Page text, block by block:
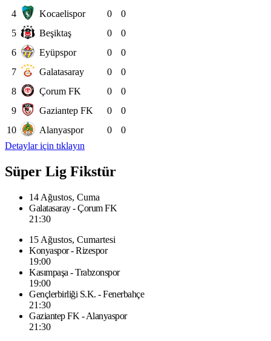
4
Kocaelispor 0
0
5
Beşiktaş 0
0
6
Eyüpspor 0
0
7
Galatasaray 0
0
8
Çorum FK 0
0
9
Gaziantep FK 0
0
10
Alanyaspor 0
0
Detaylar için tıklayın
Süper Lig Fikstür
14 Ağustos, Cuma
Galatasaray - Çorum FK
21:30
15 Ağustos, Cumartesi
Konyaspor - Rizespor
19:00
Kasımpaşa - Trabzonspor
19:00
Gençlerbirliği S.K. - Fenerbahçe
21:30
Gaziantep FK - Alanyaspor
21:30